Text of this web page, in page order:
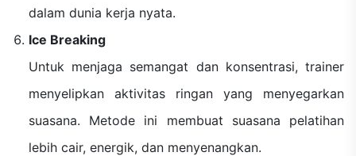
dalam dunia kerja nyata.
Ice Breaking
Untuk menjaga semangat dan konsentrasi, trainer
menyelipkan aktivitas ringan yang menyegarkan
suasana. Metode ini membuat suasana pelatihan
lebih cair, energik, dan menyenangkan.